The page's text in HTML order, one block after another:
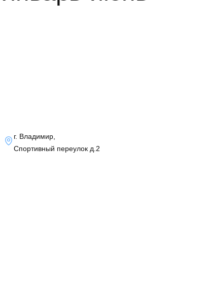
г. Владимир,
Спортивный переулок д.2